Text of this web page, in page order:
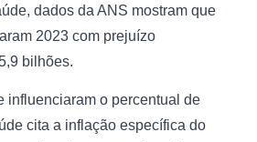
dados da ANS mostram que
2023 com prejuízo
bilhões.
influenciaram o percentual de
cita a inflação específica do